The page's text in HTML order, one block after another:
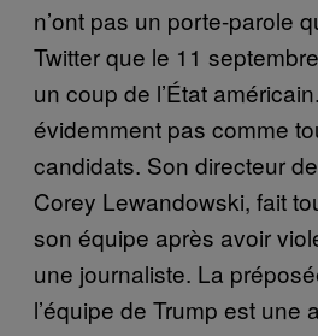
n’ont pas un porte-parole
Twitter que le 11
un coup de l’État
évidemment pas comme
candidats. Son directeur
Corey Lewandowski, fait
son équipe après avoir
une journaliste. La
l’équipe de Trump est une